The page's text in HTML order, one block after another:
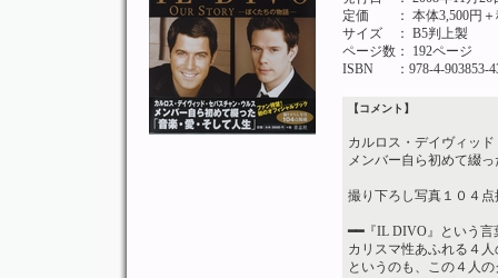
定価
： 本体3,500円
サイズ
： B5判上製
ページ数： 192ページ
ISBN
：978-4-903853-
【コメント】
カルロス・デイヴィッ
メンバー自ら初めて綴
撮り下ろし写真１０４
━━『IL DIVO』という言
カリスマ性あふれる４
というのも、この４人